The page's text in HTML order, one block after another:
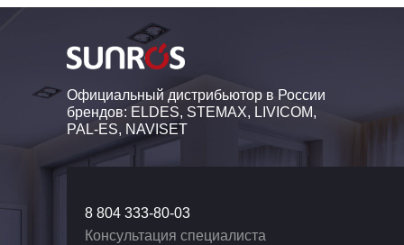
Официальный дистрибьютор в России
брендов: ELDES, STEMAX, LIVICOM,
PAL-ES, NAVISET
8 804 333-80-03
Консультация специалиста